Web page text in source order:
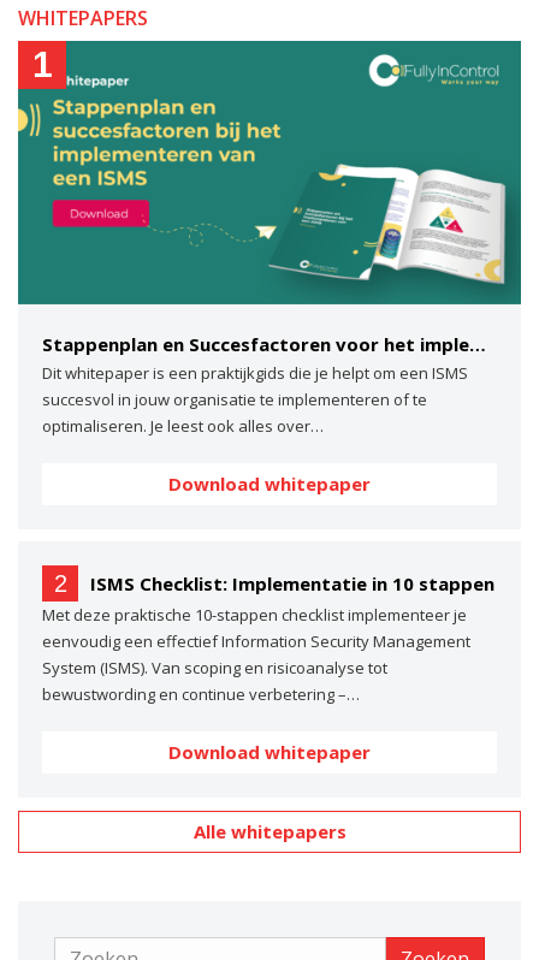
WHITEPAPERS
1
Stappenplan en Succesfactoren voor het implementeren van een ISMS
Dit whitepaper is een praktijkgids die je helpt om een ISMS
succesvol in jouw organisatie te implementeren of te
optimaliseren. Je leest ook alles over…
Download whitepaper
2 ISMS Checklist: Implementatie in 10 stappen
Met deze praktische 10-stappen checklist implementeer je
eenvoudig een effectief Information Security Management
System (ISMS). Van scoping en risicoanalyse tot
bewustwording en continue verbetering –…
Download whitepaper
Alle whitepapers
Zoeken